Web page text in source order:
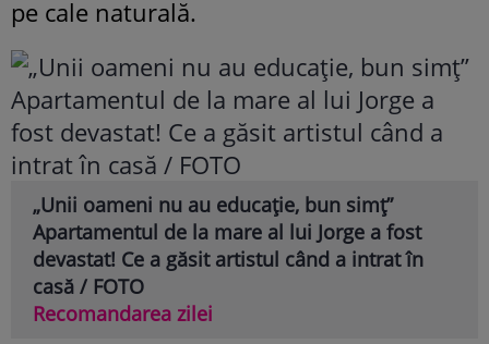
pe cale naturală.
„Unii oameni nu au educație, bun simț”
Apartamentul de la mare al lui Jorge a fost
devastat! Ce a găsit artistul când a intrat în
casă / FOTO
Recomandarea zilei